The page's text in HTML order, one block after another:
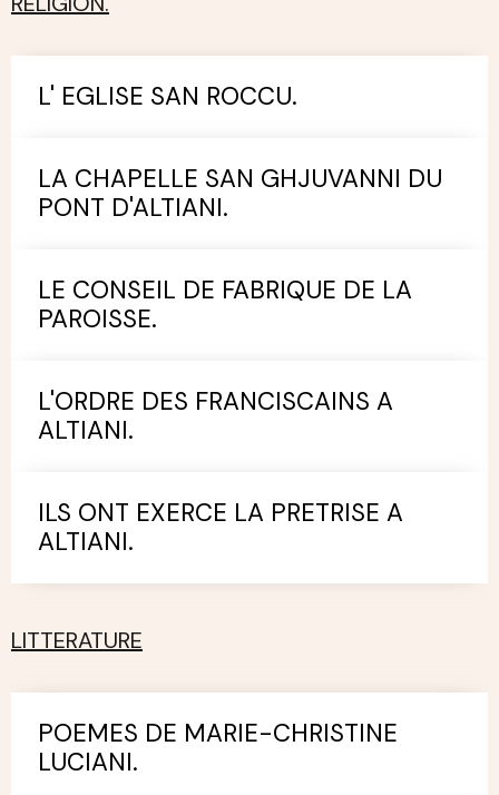
L' EGLISE SAN ROCCU.
LA CHAPELLE SAN GHJUVANNI DU
PONT D'ALTIANI.
LE CONSEIL DE FABRIQUE DE LA
PAROISSE.
L'ORDRE DES FRANCISCAINS A
ALTIANI.
ILS ONT EXERCE LA PRETRISE A
ALTIANI.
LITTERATURE
POEMES DE MARIE-CHRISTINE
LUCIANI.